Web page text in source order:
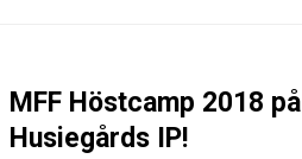
DOKUMENT
MFF Höstcamp 2018 på
Husiegårds IP!